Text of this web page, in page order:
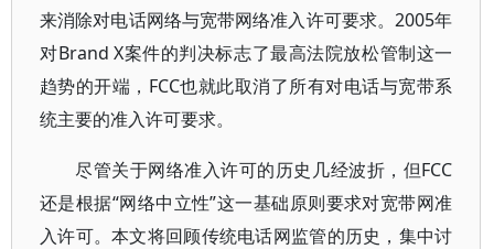
来消除对电话网络与宽带网络准入许可要求。2005年
对Brand X案件的判决标志了最高法院放松管制这一
趋势的开端，FCC也就此取消了所有对电话与宽带系
统主要的准入许可要求。
尽管关于网络准入许可的历史几经波折，但FCC
还是根据“网络中立性”这一基础原则要求对宽带网准
入许可。本文将回顾传统电话网监管的历史，集中讨